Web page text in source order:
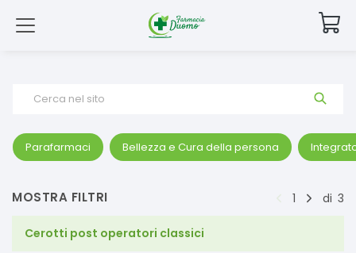
Cerca nel sito
Parafarmaci Bellezza e Cura della persona
MOSTRA FILTRI 1 di 3
Cerotti post operatori classici